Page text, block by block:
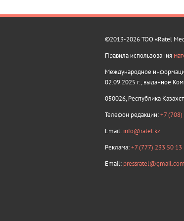
©2013-2026 ТОО «Ratel
Правила использования
Международное
02.09.2025 г., выданное
050026, Республика
Телефон редакции:+7
Email: info@ratel.kz
Реклама:+7 (777) 233 50 13
Email: pressratel@gmail.com